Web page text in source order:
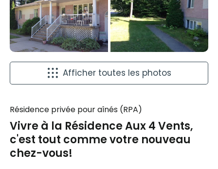
Afficher toutes les photos
Résidence privée pour aînés (RPA)
Vivre à la Résidence Aux 4 Vents,
c'est tout comme votre nouveau
chez-vous!